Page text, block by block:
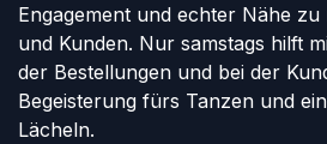
Engagement und echter Nähe zu
und Kunden. Nur samstags hilft
der Bestellungen und bei der
Begeisterung fürs Tanzen und
Lächeln.